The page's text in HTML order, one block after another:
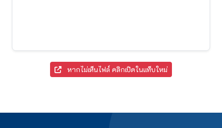
หากไม่เห็นไฟล์ คลิกเปิดในแท็บใหม่